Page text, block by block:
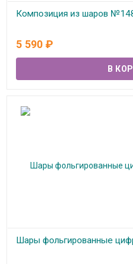
Композиция из шаров
5 590 ₽
Шары фольгированные